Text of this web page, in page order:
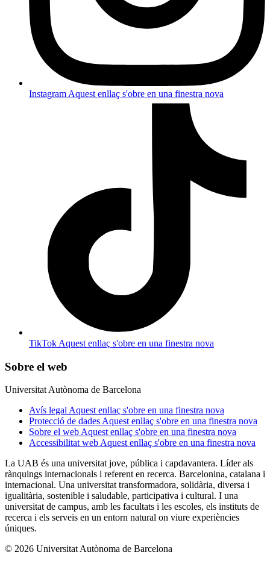
Instagram Aquest enllaç s'obre en una finestra nova
TikTok Aquest enllaç s'obre en una finestra nova
Sobre el web
Universitat Autònoma de Barcelona
Avís legal Aquest enllaç s'obre en una finestra nova
Protecció de dades Aquest enllaç s'obre en una finestra nova
Sobre el web Aquest enllaç s'obre en una finestra nova
Accessibilitat web Aquest enllaç s'obre en una finestra nova
La UAB és una universitat jove, pública i capdavantera. Líder als
rànquings internacionals i referent en recerca. Barcelonina, catalana i
internacional. Una universitat transformadora, solidària, diversa i
igualitària, sostenible i saludable, participativa i cultural. I una
universitat de campus, amb les facultats i les escoles, els instituts de
recerca i els serveis en un entorn natural on viure experiències
úniques.
© 2026 Universitat Autònoma de Barcelona